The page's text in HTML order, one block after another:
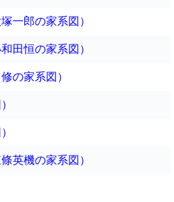
一郎の家系図）
田恒の家系図）
の家系図）
英機の家系図）